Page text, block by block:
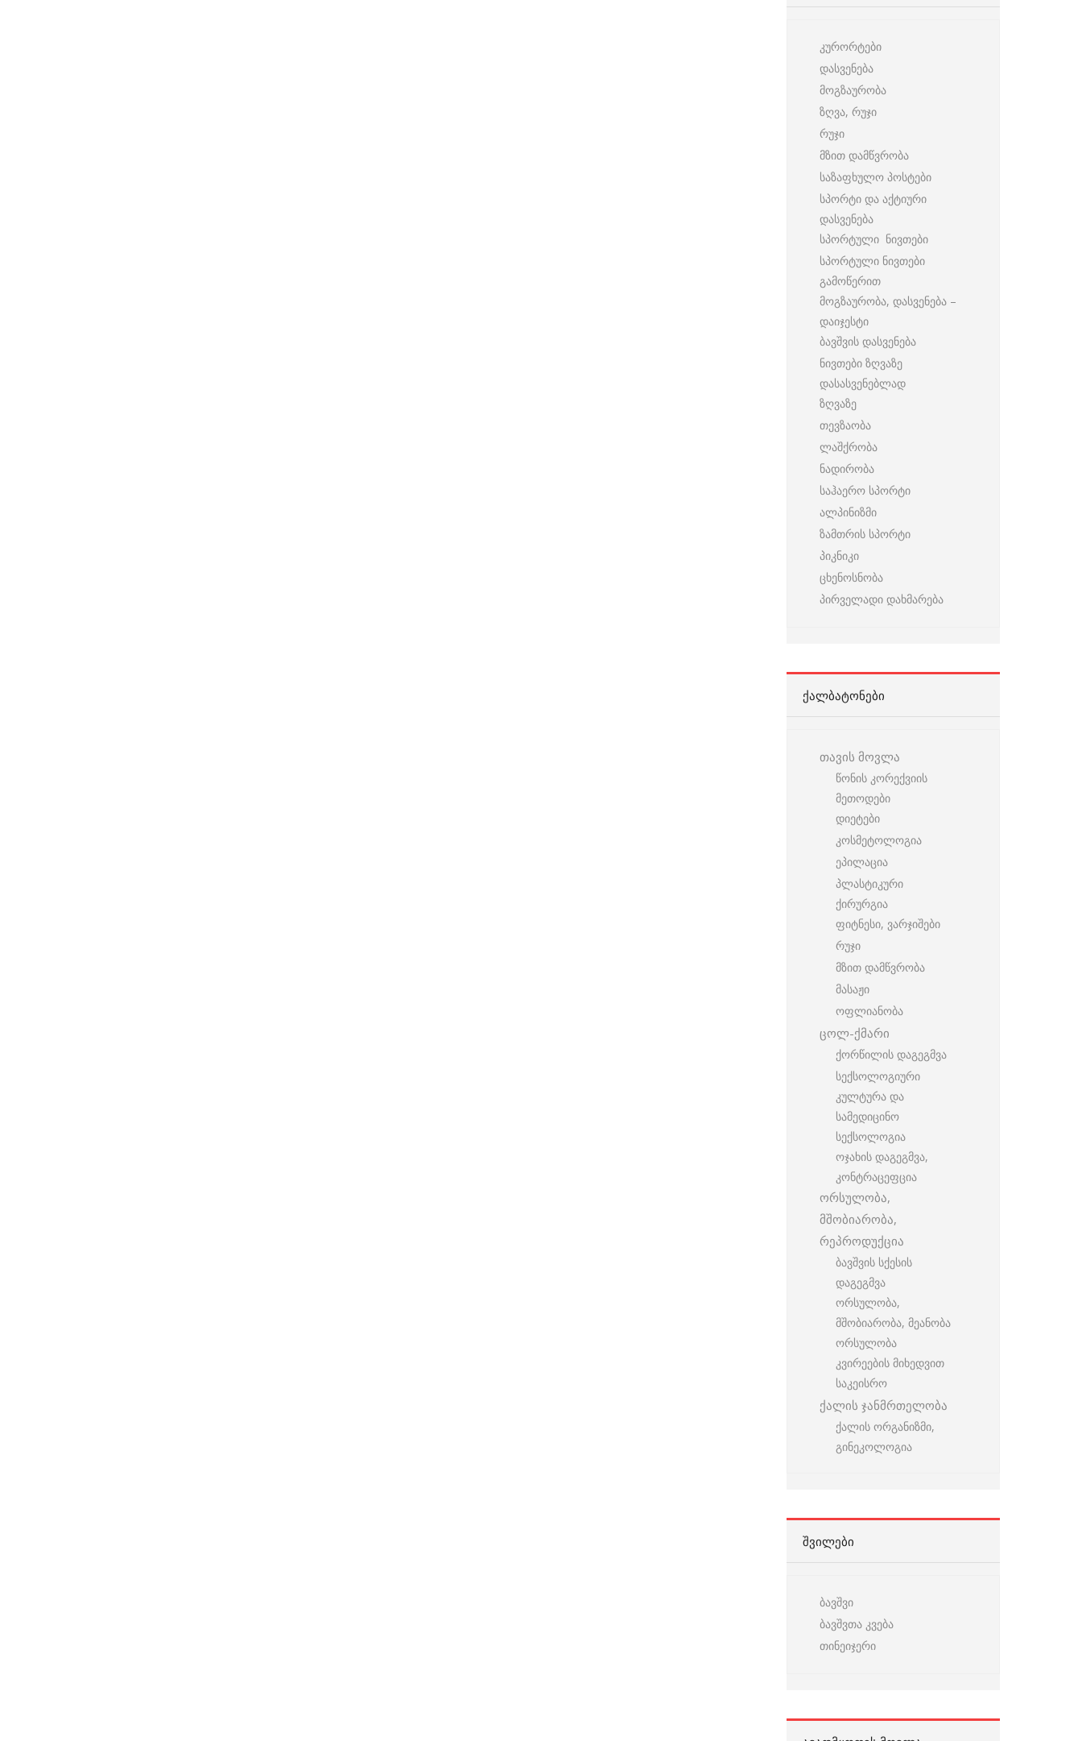
კურორტები
დასვენება
მოგზაურობა
ზღვა, რუჯი
რუჯი
მზით დამწვრობა
საზაფხულო პოსტები
სპორტი და აქტიური
დასვენება
სპორტული ნივთები
სპორტული ნივთები
გამოწერით
მოგზაურობა, დასვენება –
დაიჯესტი
ბავშვის დასვენება
ნივთები ზღვაზე
დასასვენებლად
ზღვაზე
თევზაობა
ლაშქრობა
ნადირობა
საჰაერო სპორტი
ალპინიზმი
ზამთრის სპორტი
პიკნიკი
ცხენოსნობა
პირველადი დახმარება
ᲥᲐᲚᲑᲐᲢᲝᲜᲔᲑᲘ
თავის მოვლა
წონის კორექვიის
მეთოდები
დიეტები
კოსმეტოლოგია
ეპილაცია
პლასტიკური
ქირურგია
ფიტნესი, ვარჯიშები
რუჯი
მზით დამწვრობა
მასაჟი
ოფლიანობა
ცოლ-ქმარი
ქორწილის დაგეგმვა
სექსოლოგიური
კულტურა და
სამედიცინო
სექსოლოგია
ოჯახის დაგეგმვა,
კონტრაცეფცია
ორსულობა,
მშობიარობა,
რეპროდუქცია
ბავშვის სქესის
დაგეგმვა
ორსულობა,
მშობიარობა, მეანობა
ორსულობა
კვირეების მიხედვით
საკეისრო
ქალის ჯანმრთელობა
ქალის ორგანიზმი,
გინეკოლოგია
ᲨᲕᲘᲚᲔᲑᲘ
ბავშვი
ბავშვთა კვება
თინეიჯერი